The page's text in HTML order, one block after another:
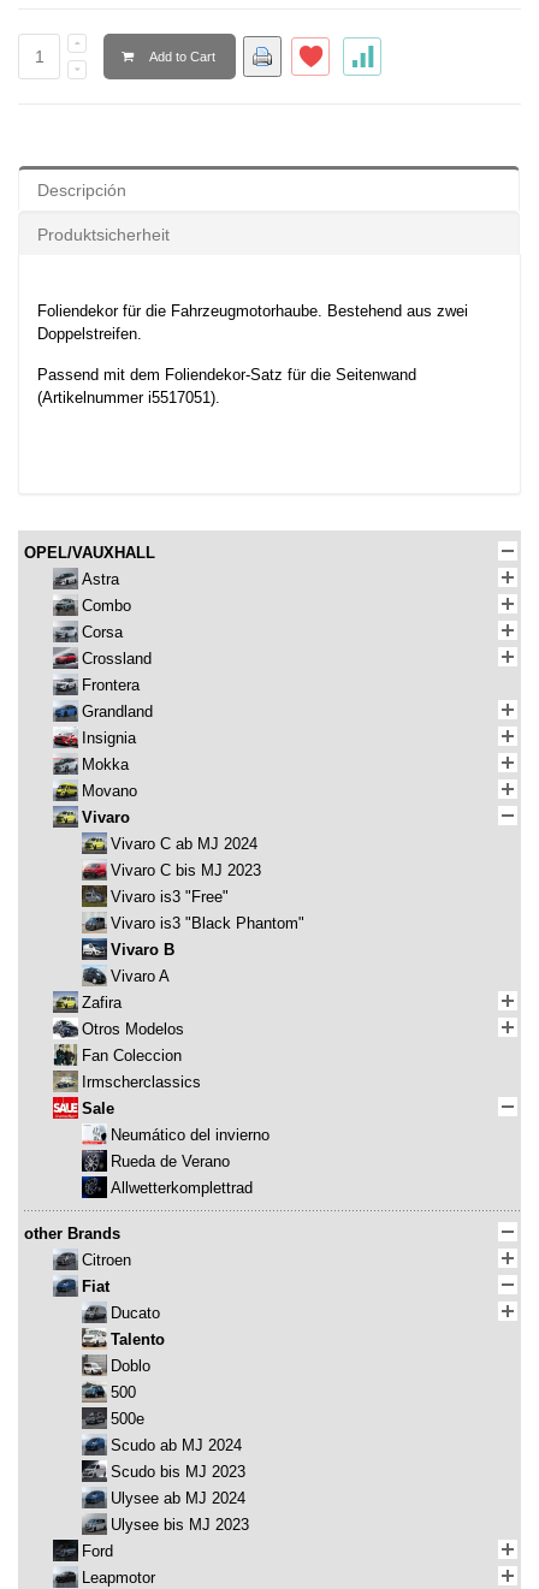
Add to Cart
Descripción
Produktsicherheit
Foliendekor für die Fahrzeugmotorhaube. Bestehend aus zwei
Doppelstreifen.
Passend mit dem Foliendekor-Satz für die Seitenwand
(Artikelnummer i5517051).
OPEL/VAUXHALL
Astra
Combo
Corsa
Crossland
Frontera
Grandland
Insignia
Mokka
Movano
Vivaro
Vivaro C ab MJ 2024
Vivaro C bis MJ 2023
Vivaro is3 "Free"
Vivaro is3 "Black Phantom"
Vivaro B
Vivaro A
Zafira
Otros Modelos
Fan Coleccion
Irmscherclassics
Sale
Neumático del invierno
Rueda de Verano
Allwetterkomplettrad
other Brands
Citroen
Fiat
Ducato
Talento
Doblo
500
500e
Scudo ab MJ 2024
Scudo bis MJ 2023
Ulysee ab MJ 2024
Ulysee bis MJ 2023
Ford
Leapmotor